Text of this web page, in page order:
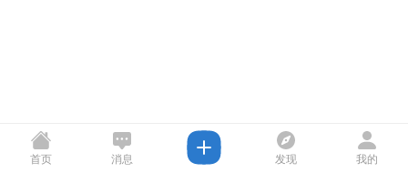
首页 消息 发现 我的